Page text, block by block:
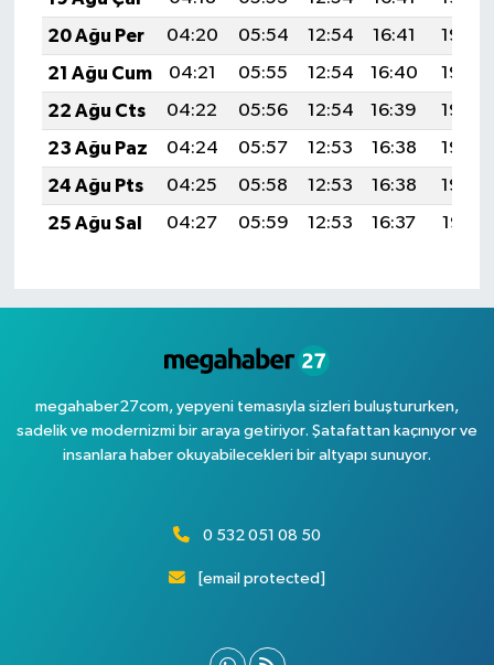
20 Ağu Per
04:20 05:54 12:54 16:41
19:44
21 Ağu Cum
04:21 05:55 12:54 16:40
19:43
22 Ağu Cts
04:22 05:56 12:54 16:39
19:42
23 Ağu Paz
04:24 05:57 12:53 16:38
19:40
24 Ağu Pts
04:25 05:58 12:53 16:38
19:39
25 Ağu Sal
04:27 05:59 12:53 16:37 19:37
megahaber27com, yepyeni temasıyla sizleri buluştururken,
sadelik ve modernizmi bir araya getiriyor. Şatafattan kaçınıyor ve
insanlara haber okuyabilecekleri bir altyapı sunuyor.
0 532 051 08 50
[email protected]